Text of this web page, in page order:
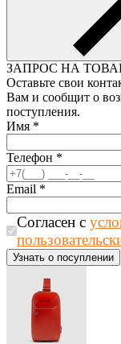
ЗАПРОС НА
Оставьте свои
Вам и сообщит о
поступления.
Имя *
Телефон *
Email *
Согласен с